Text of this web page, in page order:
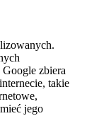
zbiera
takie
jego